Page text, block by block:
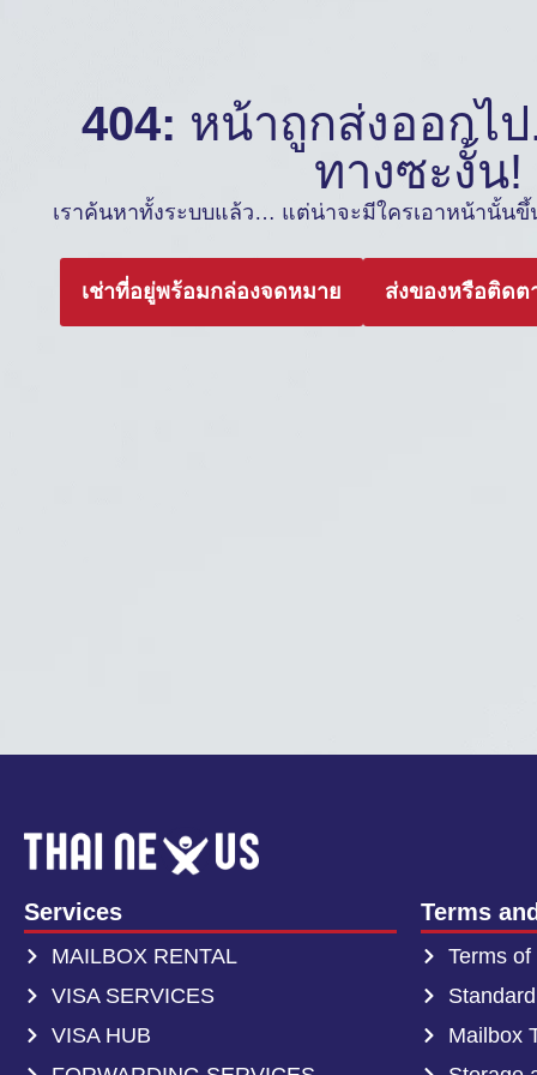
404: หน้าถูกส่งออกไ
ทางซะงั้น!
เราค้นหาทั้งระบบแล้ว… แต่น่าจะมีใครเอาหน้านั้น
เช่าที่อยู่พร้อมกล่องจดหมาย ส่งของหรือติดต
Services
MAILBOX RENTAL
VISA SERVICES
VISA HUB
Terms
Terms
Mailbox